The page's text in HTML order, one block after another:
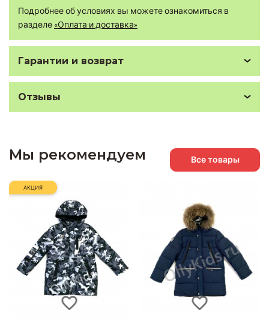
Подробнее об условиях вы можете ознакомиться в
разделе «Оплата и доставка»
Гарантии и возврат
Отзывы
Мы рекомендуем Все товары
АКЦИЯ